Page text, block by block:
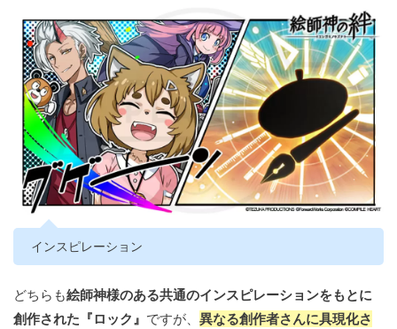
インスピレーション
どちらも絵師神様のある共通のインスピレーションをもとに
創作された『ロック』 ですが、 異なる創作者さんに具現化さ